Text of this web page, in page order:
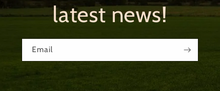
latest news!
Email